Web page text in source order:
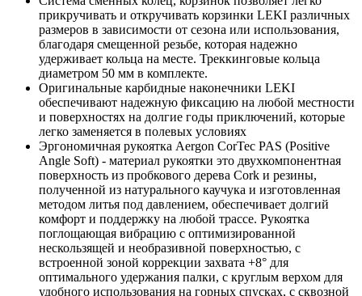
прикручивать и откручивать корзинки LEKI различных
размеров в зависимости от сезона или использования,
благодаря смещенной резьбе, которая надежно
удерживает кольца на месте. Треккинговые кольца
диаметром 50 мм в комплекте.
Оригинальные карбидные наконечники LEKI
обеспечивают надежную фиксацию на любой местности
и поверхностях на долгие годы приключений, которые
легко заменяется в полевых условиях
Эргономичная рукоятка Aergon CorTec PAS (Positive
Angle Soft) - материал рукоятки это двухкомпонентная
поверхность из пробкового дерева Cork и резины,
полученной из натурального каучука и изготовленная
методом литья под давлением, обеспечивает долгий
комфорт и поддержку на любой трассе. Рукоятка
поглощающая вибрацию с оптимизированной
нескользящей и необразивной поверхностью, с
встроенной зоной коррекции захвата +8° для
оптимального удержания палки, с круглым верхом для
удобного использования на горных спусках, с сквозной